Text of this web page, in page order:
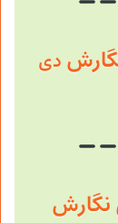
دی
نگارش